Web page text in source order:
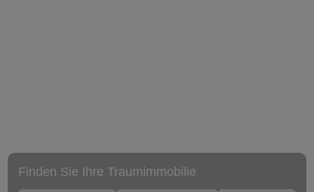
Finden Sie Ihre Traumimmobilie